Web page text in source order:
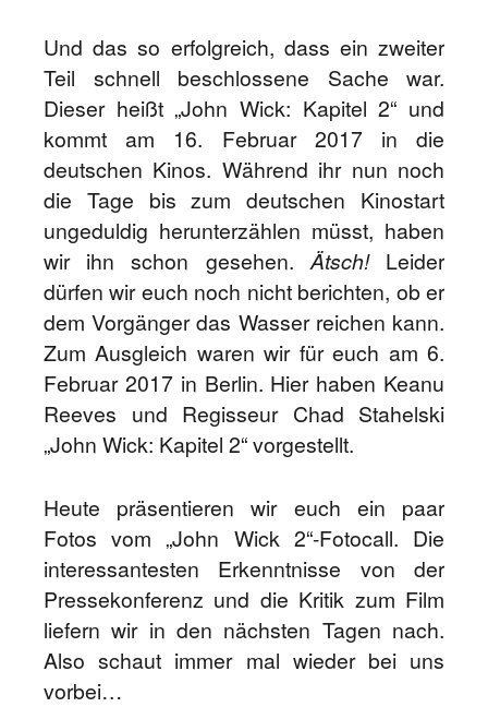
Und das so erfolgreich, dass ein zweiter
Teil schnell beschlossene Sache war.
Dieser heißt „John Wick: Kapitel 2“ und
kommt am 16. Februar 2017 in die
deutschen Kinos. Während ihr nun noch
die Tage bis zum deutschen Kinostart
ungeduldig herunterzählen müsst, haben
wir ihn schon gesehen.Ätsch!Leider
dürfen wir euch noch nicht berichten, ob er
dem Vorgänger das Wasser reichen kann.
Zum Ausgleich waren wir für euch am 6.
Februar 2017 in Berlin. Hier haben Keanu
Reeves und Regisseur Chad Stahelski
„John Wick: Kapitel 2“ vorgestellt.
Heute präsentieren wir euch ein paar
Fotos vom „John Wick 2“-Fotocall. Die
interessantesten Erkenntnisse von der
Pressekonferenz und die Kritik zum Film
liefern wir in den nächsten Tagen nach.
Also schaut immer mal wieder bei uns
vorbei…